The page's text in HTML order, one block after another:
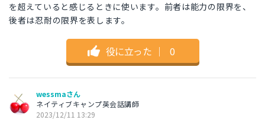
を超えていると感じるときに使います。前者は能力の限界を、
後者は忍耐の限界を表します。
役に立った ｜ 0
wessmaさん
ネイティブキャンプ英会話講師
2023/12/11 13:29